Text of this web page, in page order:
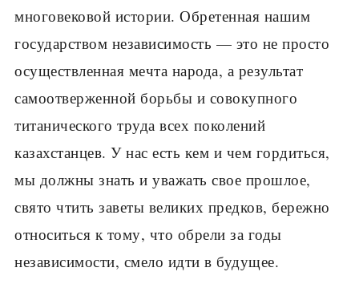
многовековой истории. Обретенная нашим
государством независимость — это не просто
осуществленная мечта народа, а результат
самоотверженной борьбы и совокупного
титанического труда всех поколений
казахстанцев. У нас есть кем и чем гордиться,
мы должны знать и уважать свое прошлое,
свято чтить заветы великих предков, бережно
относиться к тому, что обрели за годы
независимости, смело идти в будущее.